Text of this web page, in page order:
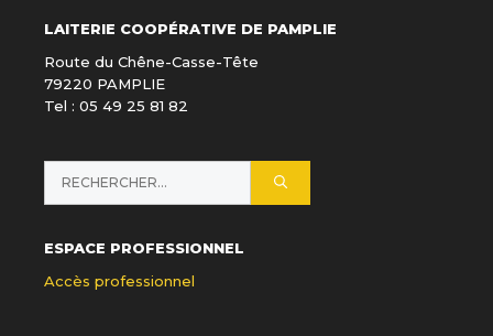
LAITERIE COOPÉRATIVE DE PAMPLIE
Route du Chêne-Casse-Tête
79220 PAMPLIE
Tel : 05 49 25 81 82
ESPACE PROFESSIONNEL
Accès professionnel